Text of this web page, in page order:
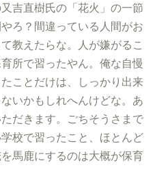
吉直樹氏の「花火」の一節
ろ？間違っている人間がお
教えたらな。人が嫌がるこ
所で習ったやん。俺な自慢
ことだけは、しっかり出来
いかもしれへんけどな。あ
だきます。ごちそうさまで
校で習ったこと、ほとんど
馬鹿にするのは大概が保育